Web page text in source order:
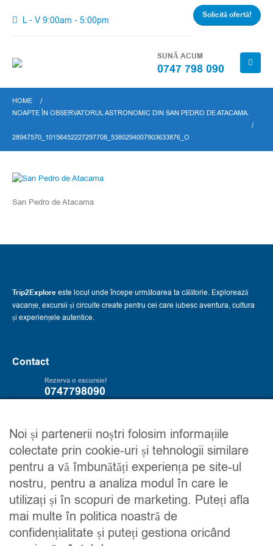
L - V 9:00am - 5:00pm Solicită ofertă!
SUNĂ ACUM
0747 798 090
HOME
NOAPTE ÎN OBSERVATORUL ASTRONOMIC DIN SAN PEDRO DE ATACAMA.
28947570_10156452227297708_5380294007903633876_O
San Pedro de Atacama
Trip2Exploreeste locul unde începe următoarea ta călătorie. Explorează
vacanțe, excursii și circuite create pentru cei care iubesc aventura, cultura
și experiențele autentice.
Contact
Rezerva o excursie!
0747798090
Servicii
Excursii
Circuite
Maroc
Trip2explore
Despre noi
Contacteaza-ne
Detalii financiare
Urmareste-ne
Noi și partenerii noștri folosim informațiile
colectate prin cookie-uri și tehnologii similare
pentru a vă îmbunătăți experiența pe site-ul
nostru, pentru a analiza modul în care le
utilizați și în scopuri de marketing. Puteți afla
mai multe în politica noastră de
confidențialitate și puteți gestiona oricând